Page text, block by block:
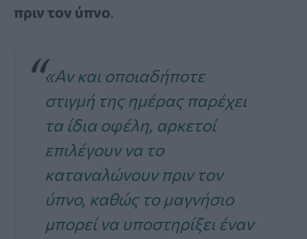
πριν τον ύπνο.
«Αν και οποιαδήποτε
στιγμή της ημέρας παρέχει
τα ίδια οφέλη, αρκετοί
επιλέγουν να το
καταναλώνουν πριν τον
ύπνο, καθώς το μαγνήσιο
μπορεί να υποστηρίξει έναν